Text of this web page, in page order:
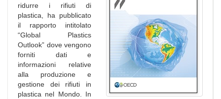
ridurre i rifiuti di
plastica, ha pubblicato
il rapporto intitolato
“Global Plastics
Outlook” dove vengono
forniti dati e
informazioni relative
alla produzione e
gestione dei rifiuti in
plastica nel Mondo. In